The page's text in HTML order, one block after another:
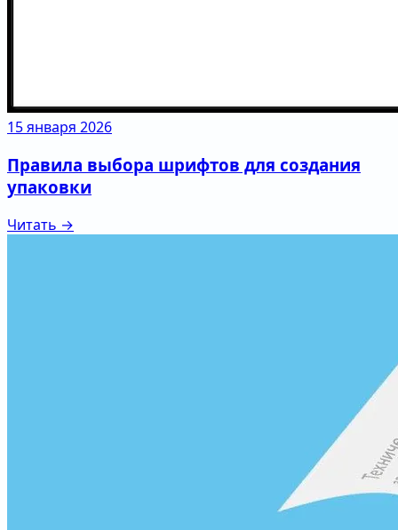
15 января 2026
Правила выбора шрифтов для создания
упаковки
Читать →